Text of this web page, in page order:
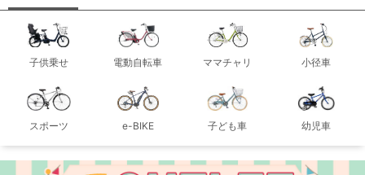
子供乗せ 電動自転車 ママチャリ 小径車
スポーツ e-BIKE 子ども車 幼児車